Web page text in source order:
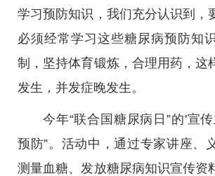
学习预防知识，我们充分认识到，
必须经常学习这些糖尿病预防知
制，坚持体育锻炼，合理用药，这
发生，并发症晚发生。
今年“联合国糖尿病日”的'宣
预防”。活动中，通过专家讲座、
测量血糖、发放糖尿病知识宣传资